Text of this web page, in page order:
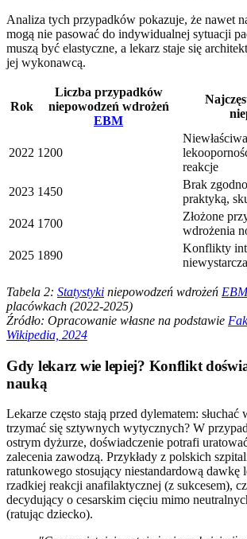
Analiza tych przypadków pokazuje, że nawet
mogą nie pasować do indywidualnej sytuacji
muszą być elastyczne, a lekarz staje się
jej wykonawcą.
Rok
Liczba przypadków
niepowodzeń wdrożeń
EBM
2022 1200
reakcje
2023 1450
Brak
praktyką,
2024 1700
Złożone
wdrożenia
2025 1890
Konflikty
Tabela 2: Statystyki niepowodzeń wdrożeń EBM
placówkach (2022-2025)
Źródło: Opracowanie własne na podstawie
Wikipedia, 2024
Gdy lekarz wie lepiej? Konflikt
nauką
Lekarze często stają przed dylematem: słuchać
trzymać się sztywnych wytycznych? W
ostrym dyżurze, doświadczenie potrafi
zalecenia zawodzą. Przykłady z polskich
ratunkowego stosujący niestandardową dawkę
rzadkiej reakcji anafilaktycznej (z sukcesem),
decydujący o cesarskim cięciu mimo
(ratując dziecko).